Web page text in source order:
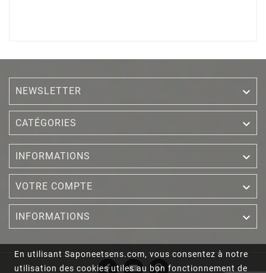
En utilisant Saponeetsens.com, vous consentez à notre
utilisation des cookies utiles au bon fonctionnement de
NEWSLETTER 
CATÉGORIES 
INFORMATIONS 
VOTRE COMPTE 
INFORMATIONS 